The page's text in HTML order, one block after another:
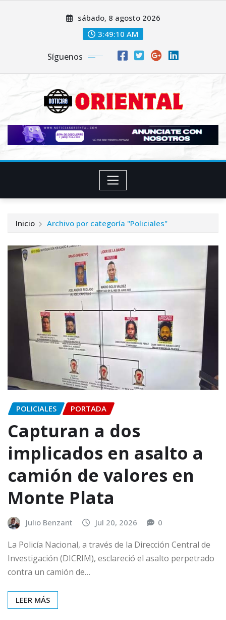
sábado, 8 agosto 2026
3:49:12 AM
Síguenos
Inicio Archivo por categoría "Policiales"
POLICIALES PORTADA
Capturan a dos
implicados en asalto a
camión de valores en
Monte Plata
Julio Benzant Jul 20, 2026 0
La Policía Nacional, a través de la Dirección Central de
Investigación (DICRIM), esclareció el asalto perpetrado
contra un camión de…
LEER MÁS